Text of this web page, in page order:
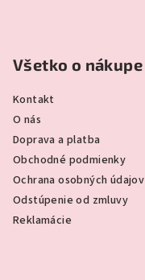
Všetko o nákupe
Kontakt
O nás
Doprava a platba
Obchodné podmienky
Ochrana osobných údajov
Odstúpenie od zmluvy
Reklamácie